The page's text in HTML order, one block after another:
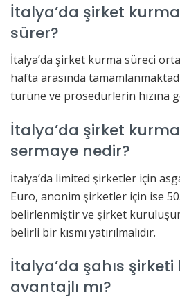
İtalya’da şirket
sürer?
İtalya’da şirket kurma süreci
hafta arasında
türüne ve prosedürlerin hızına
İtalya’da şirket
sermaye nedir?
İtalya’da limited şirketler için
Euro, anonim şirketler için ise
belirlenmiştir ve şirket
belirli bir kısmı yatırılmalıdır.
İtalya’da şahıs
avantajlı mı?